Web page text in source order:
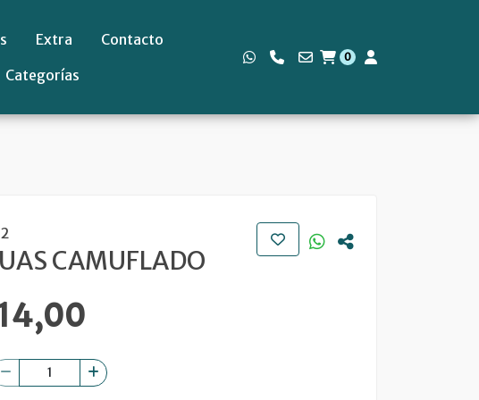
Extra
Contacto
Categorías
0
CAMUFLADO